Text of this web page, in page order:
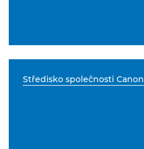
Středisko společnosti Canon